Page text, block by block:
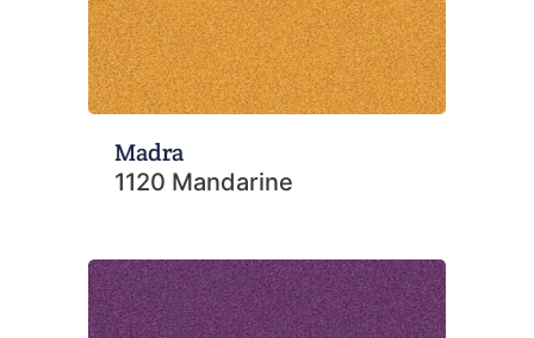
Madra
1120 Mandarine